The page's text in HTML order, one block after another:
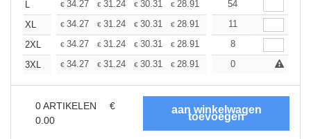
L
€ 34.27 € 31.24 € 30.31 € 28.91 27.28
54
XL
€ 34.27 € 31.24 € 30.31 € 28.91 27.28
11
2XL
€ 34.27 € 31.24 € 30.31 € 28.91 27.28
8
3XL
€ 34.27 € 31.24 € 30.31 € 28.91 27.28
0
0ARTIKELEN
€
0.00